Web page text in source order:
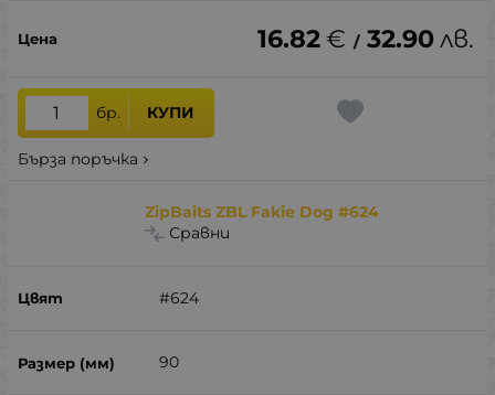
16.82€ / 32.90лв.
бр. КУПИ
Бърза поръчка
ZipBaits ZBL Fakie Dog #624
Сравни
#624
90